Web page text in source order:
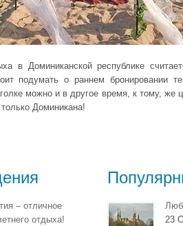
в Доминиканской республике
подумать о раннем бронировании
можно и в другое время, к тому, же
Доминикана!
– отличное
отдыха!
23